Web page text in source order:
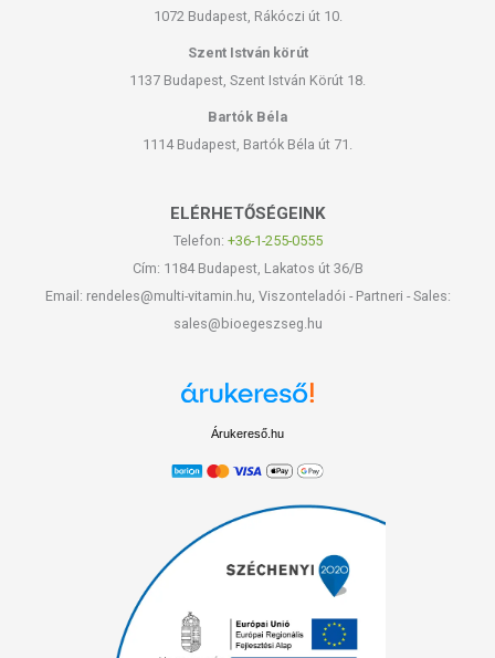
1072 Budapest, Rákóczi út 10.
Szent István körút
1137 Budapest, Szent István Körút 18.
Bartók Béla
1114 Budapest, Bartók Béla út 71.
ELÉRHETŐSÉGEINK
Telefon: +36-1-255-0555
Cím: 1184 Budapest, Lakatos út 36/B
Email: rendeles@multi-vitamin.hu, Viszonteladói - Partneri - Sales:
sales@bioegeszseg.hu
Árukereső.hu